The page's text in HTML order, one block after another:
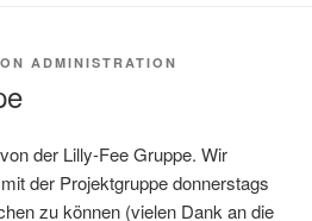
ADMINISTRATION
der Lilly-Fee Gruppe. Wir
der Projektgruppe donnerstags
zu können (vielen Dank an die